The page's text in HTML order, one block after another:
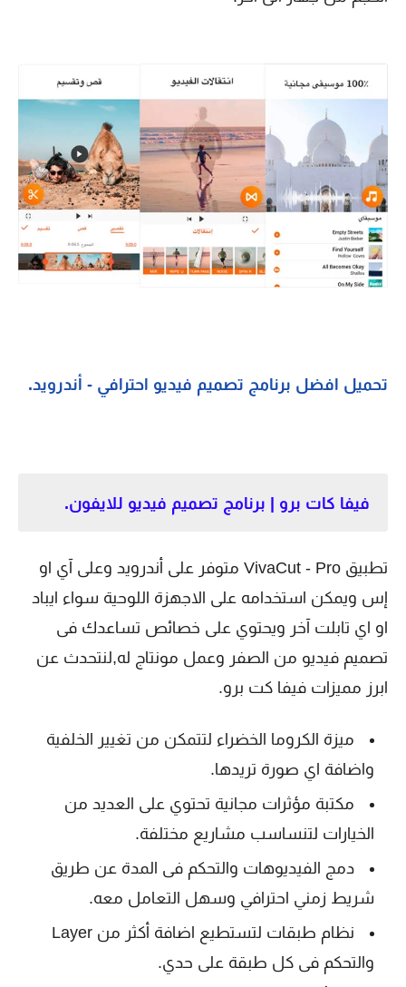
تحميل افضل برنامج تصميم فيديو احترافي - أندرويد.
فيفا كات برو | برنامج تصميم فيديو للايفون.
تطبيق VivaCut - Pro متوفر على أندرويد وعلى آي او
إس ويمكن استخدامه على الاجهزة اللوحية سواء ايباد
او اي تابلت آخر ويحتوي على خصائص تساعدك فى
تصميم فيديو من الصفر وعمل مونتاج له,لنتحدث عن
ابرز مميزات فيفا كت برو.
ميزة الكروما الخضراء لتتمكن من تغيير الخلفية
واضافة اي صورة تريدها.
مكتبة مؤثرات مجانية تحتوي على العديد من
الخيارات لتنساسب مشاريع مختلفة.
دمج الفيديوهات والتحكم فى المدة عن طريق
شريط زمني احترافي وسهل التعامل معه.
نظام طبقات لتستطيع اضافة أكثر من Layer
والتحكم فى كل طبقة على حدي.